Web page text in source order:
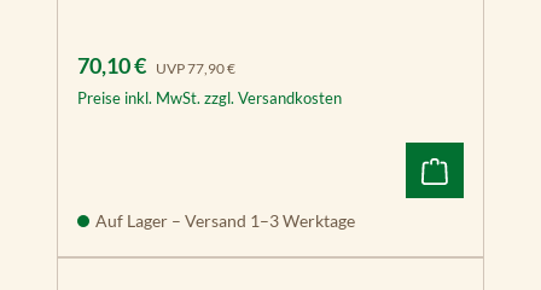
Verkaufspreis:
70,10 € UVP77,90 €
Preise inkl. MwSt. zzgl. Versandkosten
Auf Lager – Versand 1–3 Werktage